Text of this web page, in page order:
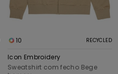
10 RECYCLED
Icon Embroidery
Sweatshirt com fecho Bege